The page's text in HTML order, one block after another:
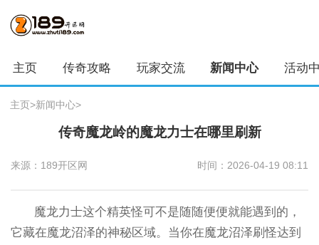
主页 传奇攻略 玩家交流 新闻中心 活动
主页>新闻中心>
传奇魔龙岭的魔龙力士在哪里刷新
来源：189开区网 时间：2026-04-19 08:11
魔龙力士这个精英怪可不是随随便便就能遇到的，
它藏在魔龙沼泽的神秘区域。当你在魔龙沼泽刷怪达到